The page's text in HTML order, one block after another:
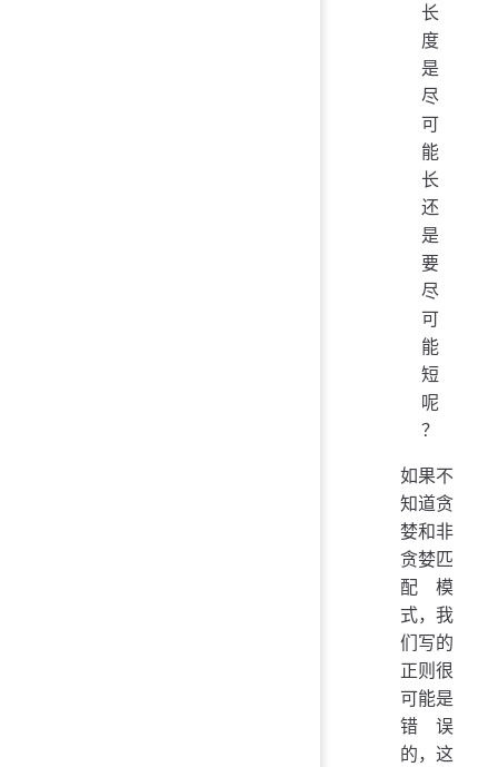
长
度
是
尽
可
能
长
还
是
要
尽
可
能
短
呢
？
如果不
知道贪
婪和非
贪婪匹
配模
式，我
们写的
正则很
可能是
错误
的，这